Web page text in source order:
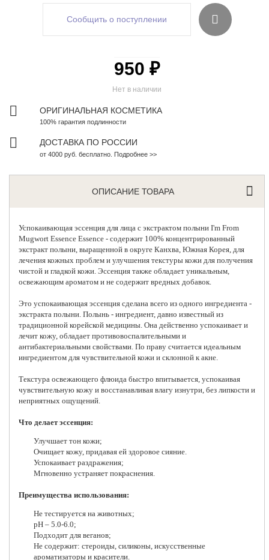
Сообщить о поступлении
Нет в наличии
950 ₽
ОРИГИНАЛЬНАЯ КОСМЕТИКА
100% гарантия подлинности
ДОСТАВКА ПО РОССИИ
от 4000 руб. бесплатно. Подробнее >>
ОПИСАНИЕ ТОВАРА
Успокаивающая эссенция для лица с экстрактом полыниI'm From
Mugwort Essence Essence - содержит 100% концентрированный
экстракт полыни, выращенной в округе Канхва, Южная Корея, для
лечения кожных проблем и улучшения текстуры кожи для получения
чистой и гладкой кожи. Эссенция также обладает уникальным,
освежающим ароматом и не содержит вредных добавок.
Это успокаивающая эссенция сделана всего из одного ингредиента -
экстракта полыни. Полынь - ингредиент, давно известный из
традиционной корейской медицины. Она действенно успокаивает и
лечит кожу, обладает противовоспалительными и
антибактериальными свойствами. По праву считается идеальным
ингредиентом для чувствительной кожи и склонной к акне.
Текстура освежающего флюида быстро впитывается, успокаивая
чувствительную кожу и восстанавливая влагу изнутри, без липкости и
неприятных ощущений.
Что делает эссенция:
Улучшает тон кожи;
Очищает кожу, придавая ей здоровое сияние.
Успокаивает раздражения;
Мгновенно устраняет покраснения.
Преимущества использования:
Не тестируется на животных;
pH – 5.0-6.0;
Подходит для веганов;
Не содержит: стероиды, силиконы, искусственные
ароматизаторы и красители.